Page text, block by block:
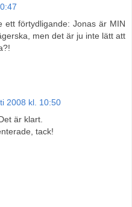
ett förtydligande: Jonas är MIN
men det är ju inte lätt att
2008 kl. 10:50
är klart.
tack!